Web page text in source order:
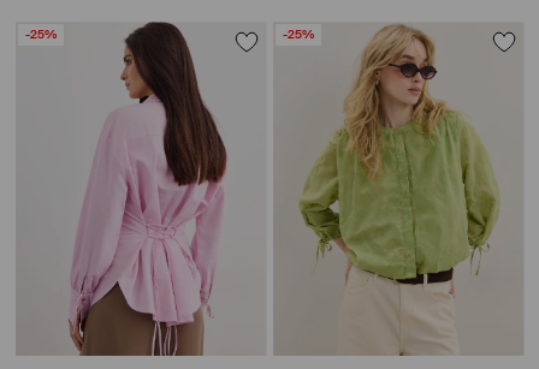
-25% -25%